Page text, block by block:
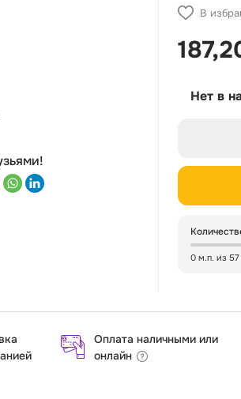
В
Нет в
0 м.п. из 57
Оплата наличными или
онлайн